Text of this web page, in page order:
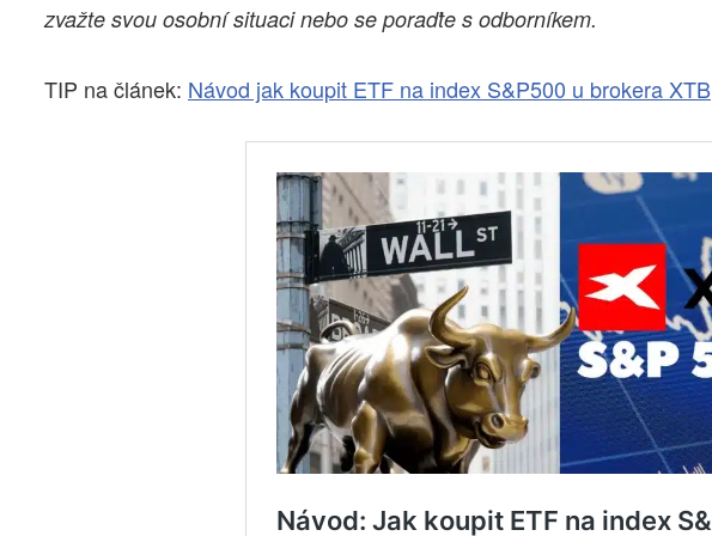
zvažte svou osobní situaci nebo se poraďte s odborníkem.
TIP na článek: Návod jak koupit ETF na index S&P500 u brokera XTB